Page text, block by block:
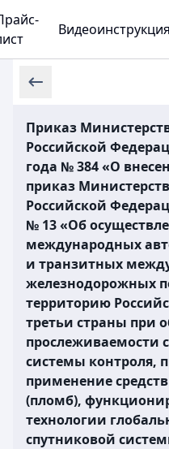
Видеоинструкция
Приказ
Российской
года № 384 «О
приказ
Российской
№ 13 «Об
международных
и транзитных
железнодорожных
территорию
третьи страны при
прослеживаемости
системы контроля,
применение
(пломб),
технологии
спутниковой